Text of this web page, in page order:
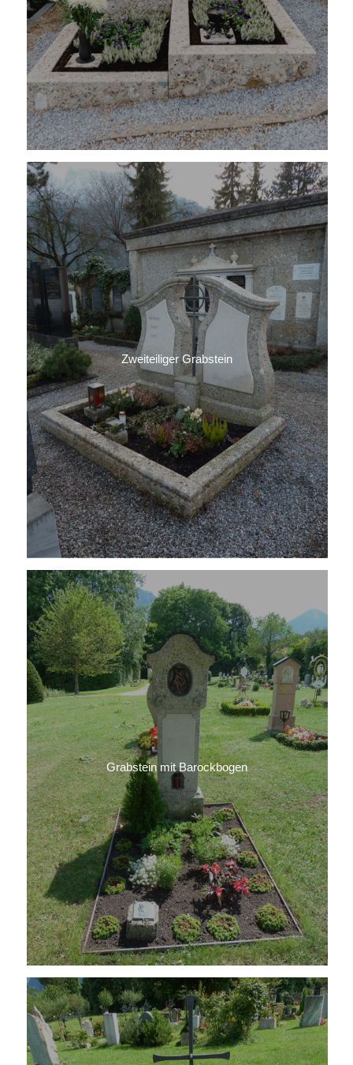
Zweiteiliger Grabstein
Grabstein mit Barockbogen